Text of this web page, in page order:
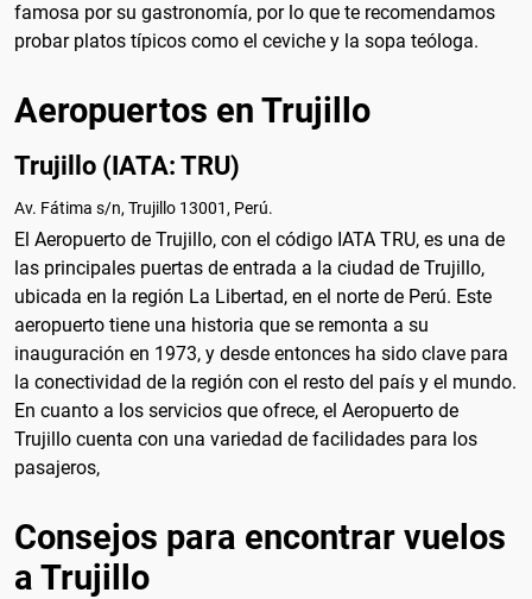
famosa por su gastronomía, por lo que te recomendamos
probar platos típicos como el ceviche y la sopa teóloga.
Aeropuertos en Trujillo
Trujillo (IATA: TRU)
Av. Fátima s/n, Trujillo 13001, Perú.
El Aeropuerto de Trujillo, con el código IATA TRU, es una de
las principales puertas de entrada a la ciudad de Trujillo,
ubicada en la región La Libertad, en el norte de Perú. Este
aeropuerto tiene una historia que se remonta a su
inauguración en 1973, y desde entonces ha sido clave para
la conectividad de la región con el resto del país y el mundo.
En cuanto a los servicios que ofrece, el Aeropuerto de
Trujillo cuenta con una variedad de facilidades para los
pasajeros,
Consejos para encontrar vuelos
a Trujillo